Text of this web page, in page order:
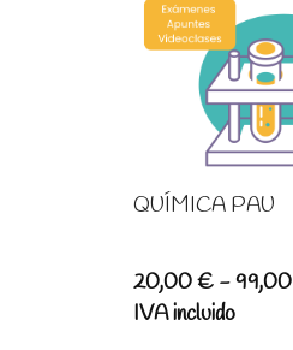
QUÍMICA PAU
20,00€ -99,00
IVA incluido